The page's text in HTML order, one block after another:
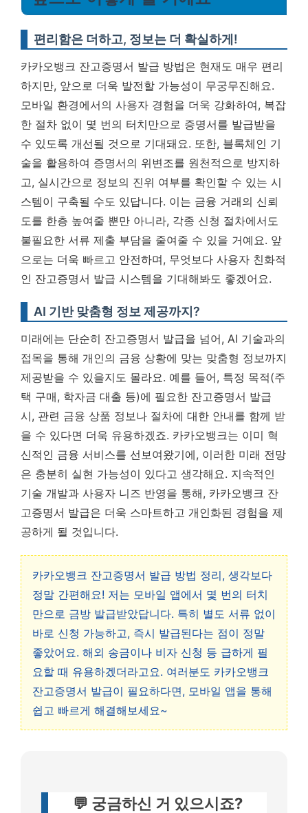
편리함은 더하고, 정보는 더 확실하게!
카카오뱅크 잔고증명서 발급 방법은 현재도 매우 편리
하지만, 앞으로 더욱 발전할 가능성이 무궁무진해요.
모바일 환경에서의 사용자 경험을 더욱 강화하여, 복잡
한 절차 없이 몇 번의 터치만으로 증명서를 발급받을
수 있도록 개선될 것으로 기대돼요. 또한, 블록체인 기
술을 활용하여 증명서의 위변조를 원천적으로 방지하
고, 실시간으로 정보의 진위 여부를 확인할 수 있는 시
스템이 구축될 수도 있답니다. 이는 금융 거래의 신뢰
도를 한층 높여줄 뿐만 아니라, 각종 신청 절차에서도
불필요한 서류 제출 부담을 줄여줄 수 있을 거예요. 앞
으로는 더욱 빠르고 안전하며, 무엇보다 사용자 친화적
인 잔고증명서 발급 시스템을 기대해봐도 좋겠어요.
AI 기반 맞춤형 정보 제공까지?
미래에는 단순히 잔고증명서 발급을 넘어, AI 기술과의
접목을 통해 개인의 금융 상황에 맞는 맞춤형 정보까지
제공받을 수 있을지도 몰라요. 예를 들어, 특정 목적(주
택 구매, 학자금 대출 등)에 필요한 잔고증명서 발급
시, 관련 금융 상품 정보나 절차에 대한 안내를 함께 받
을 수 있다면 더욱 유용하겠죠. 카카오뱅크는 이미 혁
신적인 금융 서비스를 선보여왔기에, 이러한 미래 전망
은 충분히 실현 가능성이 있다고 생각해요. 지속적인
기술 개발과 사용자 니즈 반영을 통해, 카카오뱅크 잔
고증명서 발급은 더욱 스마트하고 개인화된 경험을 제
공하게 될 것입니다.
카카오뱅크 잔고증명서 발급 방법 정리, 생각보다
정말 간편해요! 저는 모바일 앱에서 몇 번의 터치
만으로 금방 발급받았답니다. 특히 별도 서류 없이
바로 신청 가능하고, 즉시 발급된다는 점이 정말
좋았어요. 해외 송금이나 비자 신청 등 급하게 필
요할 때 유용하겠더라고요. 여러분도 카카오뱅크
잔고증명서 발급이 필요하다면, 모바일 앱을 통해
쉽고 빠르게 해결해보세요~
💬 궁금하신 거 있으시죠?